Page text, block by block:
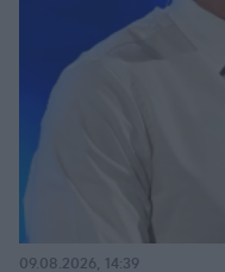
09.08.2026, 14:39